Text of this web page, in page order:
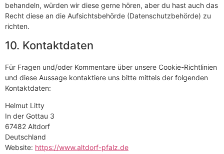
behandeln, würden wir diese gerne hören, aber du hast auch das
Recht diese an die Aufsichtsbehörde (Datenschutzbehörde) zu
richten.
10. Kontaktdaten
Für Fragen und/oder Kommentare über unsere Cookie-Richtlinien
und diese Aussage kontaktiere uns bitte mittels der folgenden
Kontaktdaten:
Helmut Litty
In der Gottau 3
67482 Altdorf
Deutschland
Website: https://www.altdorf-pfalz.de